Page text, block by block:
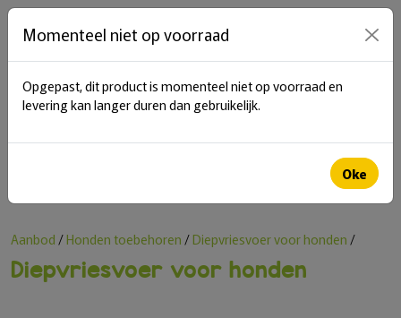
menu
Diepvriesvoer voor honden
Aanbod /Honden toebehoren /Diepvriesvoer voor honden /
Momenteel niet op voorraad
Opgepast, dit product is momenteel niet op voorraad en
levering kan langer duren dan gebruikelijk.
Oke